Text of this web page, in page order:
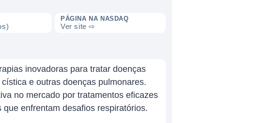
PÁGINA NA NASDAQ
Ver site ⇨
inovadoras para tratar doenças
e outras doenças pulmonares.
no mercado por tratamentos eficazes
enfrentam desafios respiratórios.